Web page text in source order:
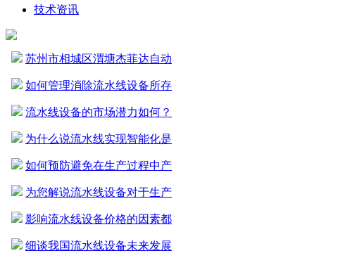
技术资讯
苏州市相城区渭塘杰菲达自动
如何管理消除流水线设备所存
流水线设备的市场潜力如何？
为什么说流水线实现智能化是
如何预防避免在生产过程中产
为您解说流水线设备对于生产
影响流水线设备价格的因素都
细谈我国流水线设备未来发展